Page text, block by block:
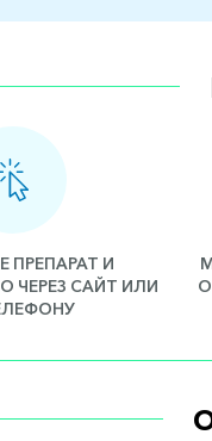
ПРЕПАРАТ И
ЧЕРЕЗ САЙТ ИЛИ